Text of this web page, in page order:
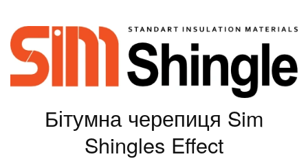
Бітумна черепиця Sim
Shingles Effect